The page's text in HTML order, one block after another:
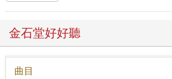
金石堂好好聽
曲目